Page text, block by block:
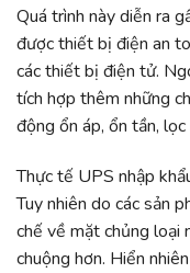
Quá trình này diễn ra
được thiết bị điện an
các thiết bị điện tử.
tích hợp thêm những
động ổn áp, ổn tần,
Thực tế UPS nhập
Tuy nhiên do các sản
chế về mặt chủng loại
chuộng hơn. Hiển